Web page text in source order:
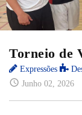
Torneio de
Expressões
Junho 02, 2026